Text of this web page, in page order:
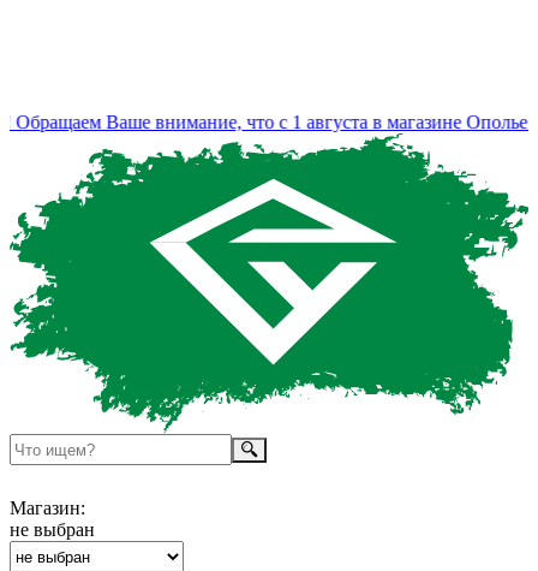
Ваше внимание, что с 1 августа в магазине Ополье
Магазин:
не выбран